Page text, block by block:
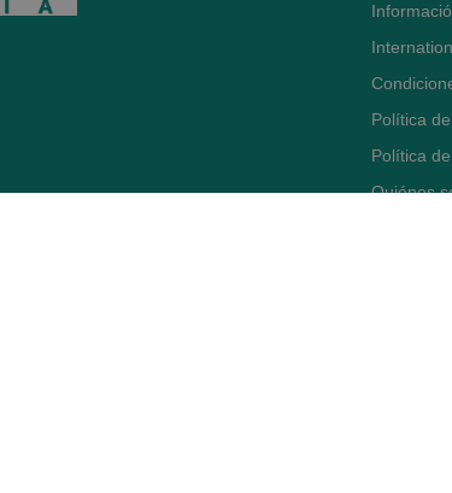
Política
Política
Quiénes